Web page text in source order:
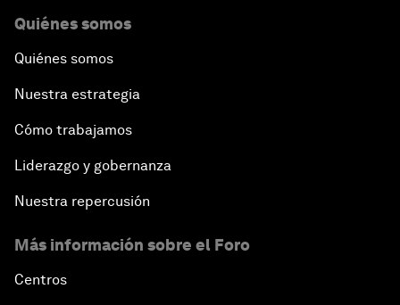
Quiénes somos
Quiénes somos
Nuestra estrategia
Cómo trabajamos
Liderazgo y gobernanza
Nuestra repercusión
Más información sobre el Foro
Centros